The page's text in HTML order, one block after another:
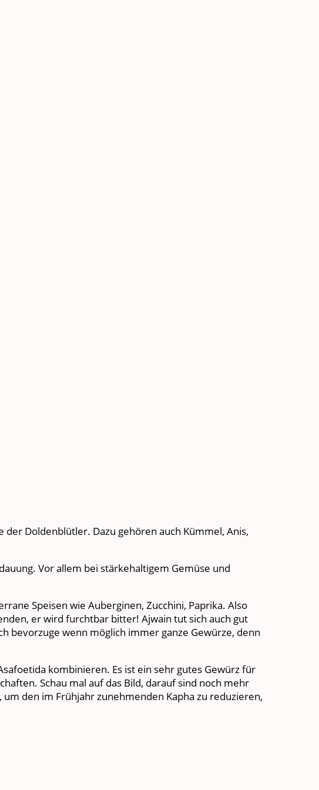
Doldenblütler. Dazu gehören auch Kümmel, Anis,
Vor allem bei stärkehaltigem Gemüse und
Speisen wie Auberginen, Zucchini, Paprika. Also
er wird furchtbar bitter! Ajwain tut sich auch gut
bevorzuge wenn möglich immer ganze Gewürze, denn
kombinieren. Es ist ein sehr gutes Gewürz für
Schau mal auf das Bild, darauf sind noch mehr
, um den im Frühjahr zunehmenden Kapha zu reduzieren,